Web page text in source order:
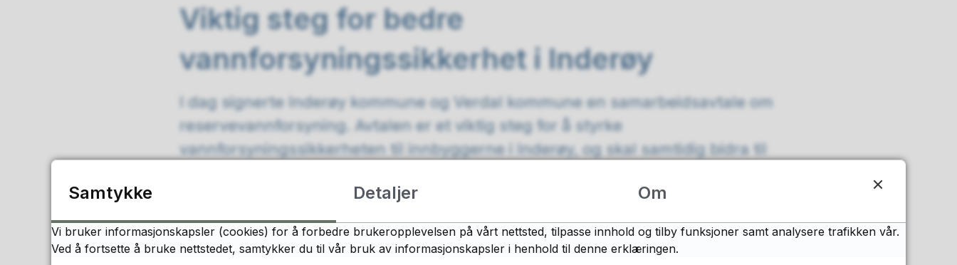
Viktig steg for bedre
vannforsyningssikkerhet i Inderøy
I dag signerte Inderøy kommune og Verdal kommune en samarbeidsavtale om
reservevannforsyning. Avtalen er et viktig steg for å styrke
vannforsyningssikkerheten til innbyggerne i Inderøy, og skal samtidig bidra til
Tilbudskonkurranse utlyst
Samtykke Detaljer Om
Vi bruker informasjonskapsler (cookies) for å forbedre brukeropplevelsen på vårt nettsted, tilpasse innhold og tilby funksjoner samt analysere trafikken vår.
Ved å fortsette å bruke nettstedet, samtykker du til vår bruk av informasjonskapsler i henhold til denne erklæringen.